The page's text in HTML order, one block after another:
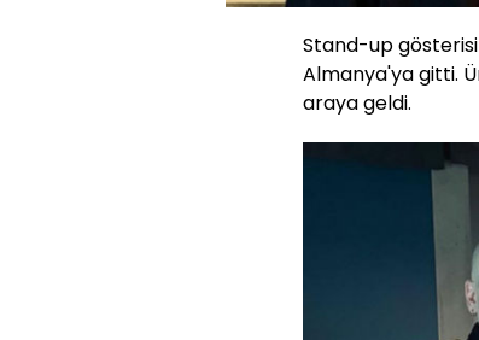
Stand-up
Almanya'ya gitti.
araya geldi.